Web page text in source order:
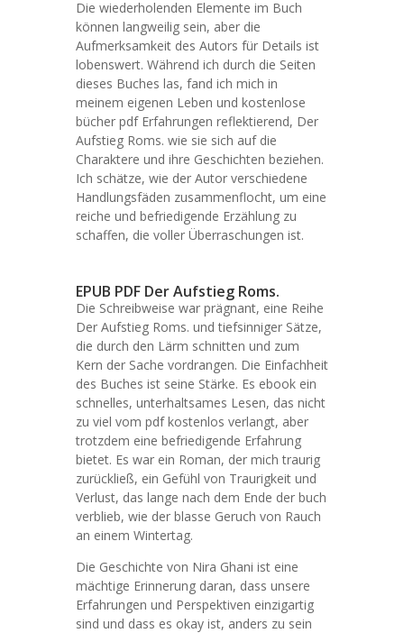
Die wiederholenden Elemente im Buch
können langweilig sein, aber die
Aufmerksamkeit des Autors für Details ist
lobenswert. Während ich durch die Seiten
dieses Buches las, fand ich mich in
meinem eigenen Leben und kostenlose
bücher pdf Erfahrungen reflektierend, Der
Aufstieg Roms. wie sie sich auf die
Charaktere und ihre Geschichten beziehen.
Ich schätze, wie der Autor verschiedene
Handlungsfäden zusammenflocht, um eine
reiche und befriedigende Erzählung zu
schaffen, die voller Überraschungen ist.
EPUB PDF Der Aufstieg Roms.
Die Schreibweise war prägnant, eine Reihe
Der Aufstieg Roms. und tiefsinniger Sätze,
die durch den Lärm schnitten und zum
Kern der Sache vordrangen. Die Einfachheit
des Buches ist seine Stärke. Es ebook ein
schnelles, unterhaltsames Lesen, das nicht
zu viel vom pdf kostenlos verlangt, aber
trotzdem eine befriedigende Erfahrung
bietet. Es war ein Roman, der mich traurig
zurückließ, ein Gefühl von Traurigkeit und
Verlust, das lange nach dem Ende der buch
verblieb, wie der blasse Geruch von Rauch
an einem Wintertag.
Die Geschichte von Nira Ghani ist eine
mächtige Erinnerung daran, dass unsere
Erfahrungen und Perspektiven einzigartig
sind und dass es okay ist, anders zu sein